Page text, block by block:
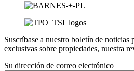
Suscríbase a nuestro boletín de noticias
exclusivas sobre propiedades, nuestra
Su dirección de correo electrónico